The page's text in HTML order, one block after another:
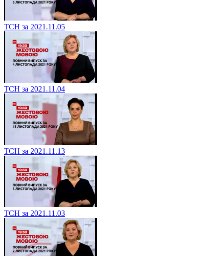
ТСН за 2021.11.05
ТСН за 2021.11.04
ТСН за 2021.11.13
ТСН за 2021.11.03